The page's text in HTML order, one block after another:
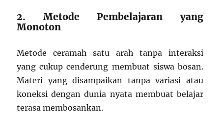
2. Metode Pembelajaran yang
Monoton
Metode ceramah satu arah tanpa interaksi
yang cukup cenderung membuat siswa bosan.
Materi yang disampaikan tanpa variasi atau
koneksi dengan dunia nyata membuat belajar
terasa membosankan.